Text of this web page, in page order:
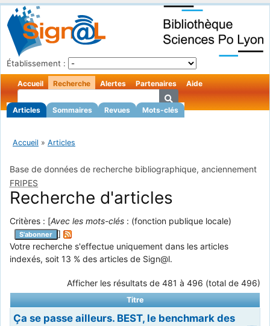
Établissement :
Accueil Recherche
Articles Sommaires Revues Mots-clés
Alertes Partenaires Aide
Accueil » Articles
Base de données de recherche bibliographique, anciennement
FRIPES
Recherche d'articles
Critères : [Avec les mots-clés : (fonction publique locale)
S'abonner
]
Votre recherche s'effectue uniquement dans les articles
indexés, soit 13 % des articles de Sign@l.
Afficher les résultats de 481 à 496 (total de 496)
Titre
Ça se passe ailleurs. BEST, le benchmark des